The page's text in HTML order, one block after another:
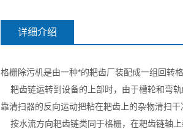
详细介绍
格栅除污机是由一种*的耙齿厂装配成一组回转
耙齿链运转到设备的上部时，由于槽轮和弯
靠清扫器的反向运动把粘在耙齿上的杂物清扫干
按水流方向耙齿链类同于格栅，在耙齿链轴